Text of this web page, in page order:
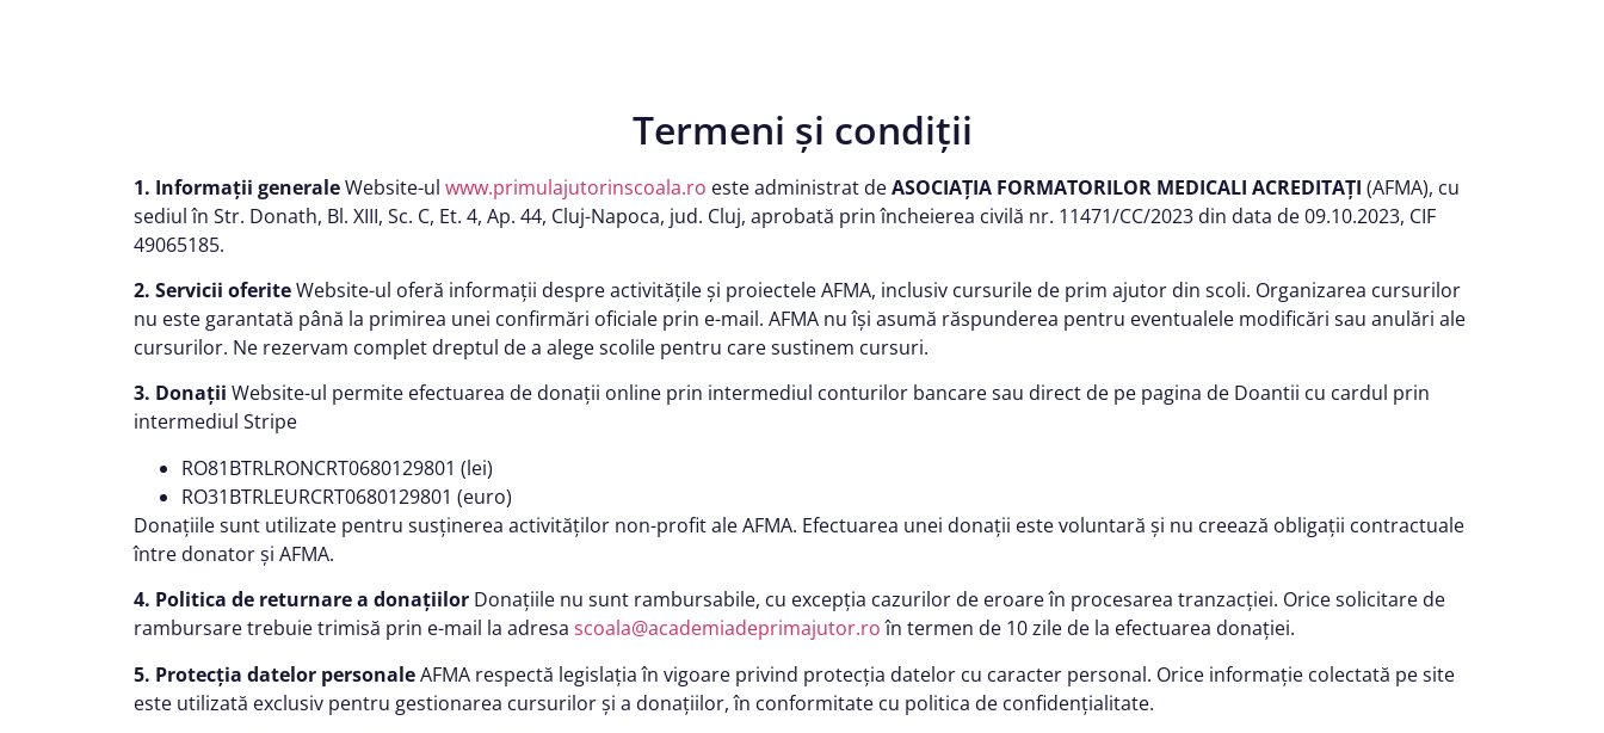
Termeni și condiții
1. Informații generaleWebsite-ul www.primulajutorinscoala.ro este administrat deASOCIAȚIA FORMATORILOR MEDICALI ACREDITAȚI (AFMA), cu
sediul în Str. Donath, Bl. XIII, Sc. C, Et. 4, Ap. 44, Cluj-Napoca, jud. Cluj, aprobată prin încheierea civilă nr. 11471/CC/2023 din data de 09.10.2023, CIF
49065185.
2. Servicii oferiteWebsite-ul oferă informații despre activitățile și proiectele AFMA, inclusiv cursurile de prim ajutor din scoli. Organizarea cursurilor
nu este garantată până la primirea unei confirmări oficiale prin e-mail. AFMA nu își asumă răspunderea pentru eventualele modificări sau anulări ale
cursurilor. Ne rezervam complet dreptul de a alege scolile pentru care sustinem cursuri.
3. Donații Website-ul permite efectuarea de donații online prin intermediul conturilor bancare sau direct de pe pagina de Doantii cu cardul prin
intermediul Stripe
RO81BTRLRONCRT0680129801 (lei)
RO31BTRLEURCRT0680129801 (euro)
Donațiile sunt utilizate pentru susținerea activităților non-profit ale AFMA. Efectuarea unei donații este voluntară și nu creează obligații contractuale
între donator și AFMA.
4. Politica de returnare a donațiilor Donațiile nu sunt rambursabile, cu excepția cazurilor de eroare în procesarea tranzacției. Orice solicitare de
rambursare trebuie trimisă prin e-mail la adresa scoala@academiadeprimajutor.roîn termen de 10 zile de la efectuarea donației.
5. Protecția datelor personaleAFMA respectă legislația în vigoare privind protecția datelor cu caracter personal. Orice informație colectată pe site
este utilizată exclusiv pentru gestionarea cursurilor și a donațiilor, în conformitate cu politica de confidențialitate.